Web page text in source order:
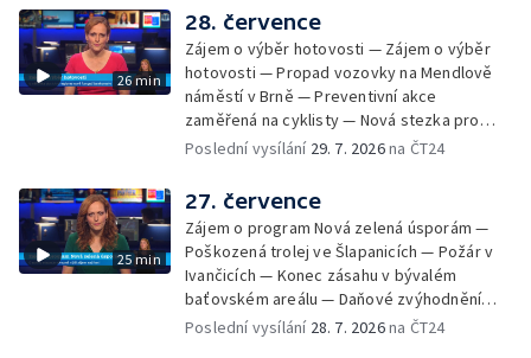
bývalého nákupního domu Letná — Končí 52.
ročník Letní filmové školy — 3. ročník
komunitní akce Stůl ve středu — Cesta na
podporu paliativní péče
26 min
28. července
Zájem o výběr hotovosti — Zájem o výběr
hotovosti — Propad vozovky na Mendlově
náměstí v Brně — Preventivní akce
zaměřená na cyklisty — Nová stezka pro
cyklisty na Zlínsku — Letecká linka mezi
pozorovat zatmění Slunce — Den AČFK na
Letní filmové škole — Milan Uhde slaví 90 let
— Rekonstrukce vojenského srubu
Poslední vysílání 29. 7. 2026na ČT24
25 min
27. července
Zájem o program Nová zelená úsporám —
Poškozená trolej ve Šlapanicích — Požár v
Ivančicích — Konec zásahu v bývalém
baťovském areálu — Daňové zvýhodnění
vína — Výhružky na magistrátu v Olomouci —
Poslední vysílání 28. 7. 2026na ČT24